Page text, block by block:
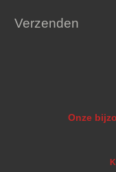
Verzenden
Onze